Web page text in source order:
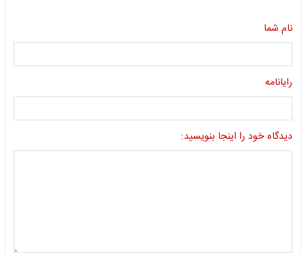
نام شما
رایانامه
دیدگاه خود را اینجا بنویسید: